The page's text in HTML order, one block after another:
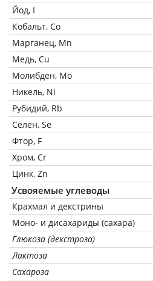
Йод, I
Кобальт, Co
Марганец, Mn
Медь, Cu
Молибден, Mo
Никель, Ni
Рубидий, Rb
Селен, Se
Фтор, F
Хром, Cr
Цинк, Zn
Усвояемые углеводы
Крахмал и декстрины
Моно- и дисахариды (сахара)
Глюкоза (декстроза)
Лактоза
Сахароза